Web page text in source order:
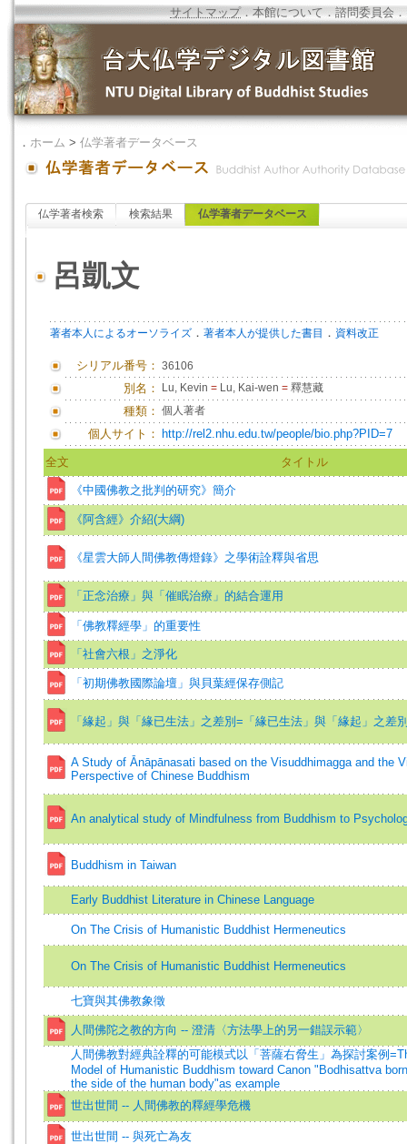
サイトマップ．本館について ．諮問委員会 ．
． ホーム > 仏学著者データベース
仏学著者検索 検索結果 仏学著者データベース
呂凱文
著者本人によるオーソライズ ． 著者本人が提供した書目 ． 資料改正
シリアル番号： 36106
別名： Lu, Kevin = Lu, Kai-wen = 釋慧藏
種類： 個人著者
個人サイト： http://rel2.nhu.edu.tw/people/bio.php?PID=7
全文 タイトル
《中國佛教之批判的研究》簡介
《阿含經》介紹(大綱)
《星雲大師人間佛教傳燈錄》之學術詮釋與省思
「正念治療」與「催眠治療」的結合運用
「佛教釋經學」的重要性
「社會六根」之淨化
「初期佛教國際論壇」與貝葉經保存側記
「緣起」與「緣已生法」之差別=「緣已生法」與「緣起」之差
A Study of Ānāpānasati based on the Visuddhimagga and the
Perspective of Chinese Buddhism
An analytical study of Mindfulness from Buddhism to
Buddhism in Taiwan
Early Buddhist Literature in Chinese Language
On The Crisis of Humanistic Buddhist Hermeneutics
On The Crisis of Humanistic Buddhist Hermeneutics
七寶與其佛教象徵
人間佛陀之教的方向 -- 澄清〈方法學上的另一錯誤示範〉
人間佛教對經典詮釋的可能模式以「菩薩右脅生」為探討案例
Model of Humanistic Buddhism toward Canon "Bodhisattva
the side of the human body"as example
世出世間 -- 人間佛教的釋經學危機
世出世間 -- 與死亡為友